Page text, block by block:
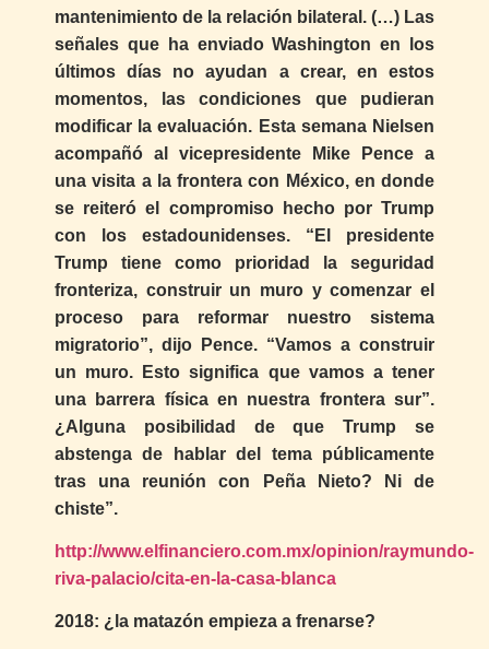
mantenimiento de la relación bilateral. (…) Las
señales que ha enviado Washington en los
últimos días no ayudan a crear, en estos
momentos, las condiciones que pudieran
modificar la evaluación. Esta semana Nielsen
acompañó al vicepresidente Mike Pence a
una visita a la frontera con México, en donde
se reiteró el compromiso hecho por Trump
con los estadounidenses. “El presidente
Trump tiene como prioridad la seguridad
fronteriza, construir un muro y comenzar el
proceso para reformar nuestro sistema
migratorio”, dijo Pence. “Vamos a construir
un muro. Esto significa que vamos a tener
una barrera física en nuestra frontera sur”.
¿Alguna posibilidad de que Trump se
abstenga de hablar del tema públicamente
tras una reunión con Peña Nieto? Ni de
chiste”.
http://www.elfinanciero.com.mx/opinion/raymundo-
riva-palacio/cita-en-la-casa-blanca
2018: ¿la matazón empieza a frenarse?